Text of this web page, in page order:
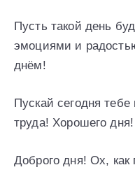
Пусть такой день
эмоциями и
днём!
Пускай сегодня
труда! Хорошего дня!
Доброго дня! Ох, как